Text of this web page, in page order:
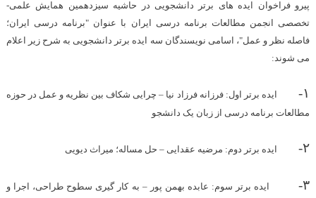
پیرو فراخوان ایده های برتر دانشجویی در حاشیه سیزدهمین همایش علمی-
تخصصی انجمن مطالعات برنامه درسی ایران با عنوان "برنامه درسی ایران؛
فاصله نظر و عمل"، اسامی نویسندگان سه ایده برتر دانشجویی به شرح زیر اعلام
می شوند:
۱-
ایده برتر اول: فرزانه فرزاد نیا – چرایی شکاف بین نظریه و عمل در حوزه
مطالعات برنامه درسی از زبان یک دانشجو
۲- ایده برتر دوم: مرضیه عقدایی – حل مساله؛ میراث دیویی
۳-
ایده برتر سوم: عابده بهمن پور – به کار گیری سطوح طراحی، اجرا و